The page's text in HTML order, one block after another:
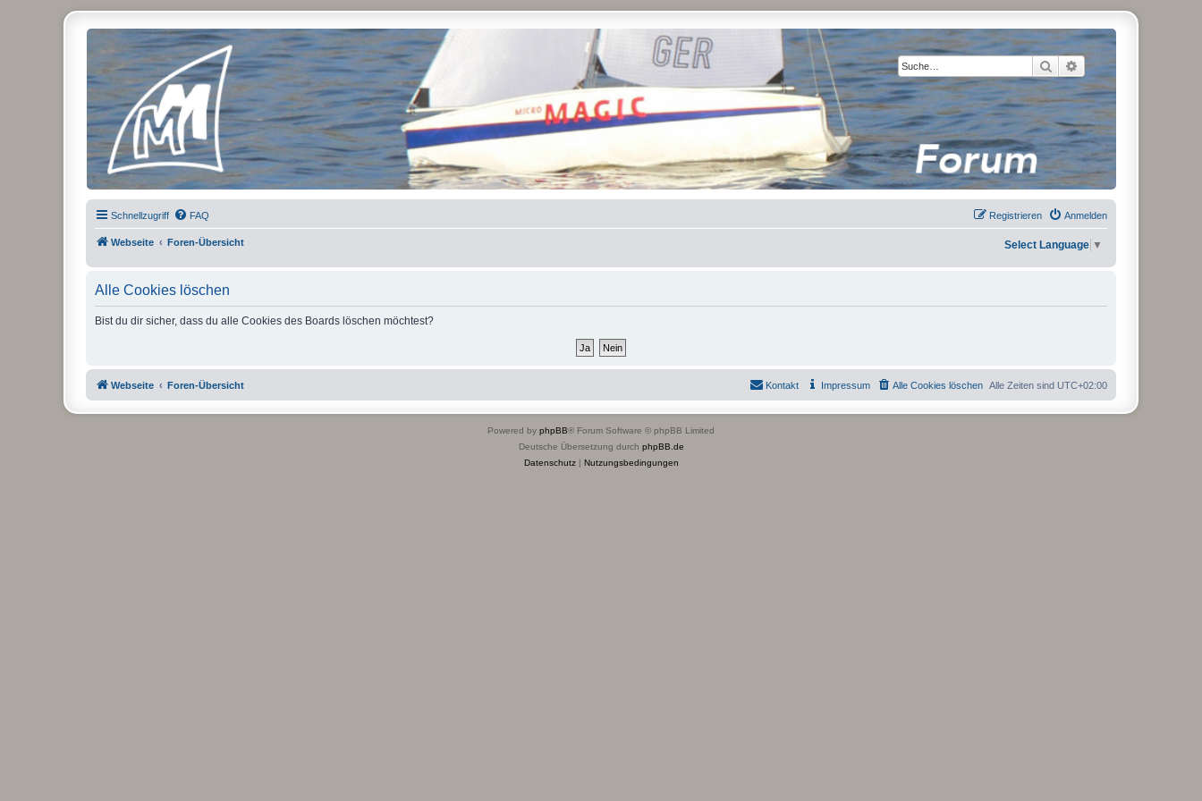
Suche Erweiterte Suche
Micro Magic Forum Deutschland
Schnellzugriff FAQ Anmelden
Registrieren
Webseite Foren-Übersicht Select Language ▼
Alle Cookies löschen
Bist du dir sicher, dass du alle Cookies des Boards löschen möchtest?
Webseite Foren-Übersicht Alle Zeiten sind UTC+02:00
Alle Cookies löschen
Impressum
Kontakt
Powered by phpBB® Forum Software © phpBB Limited
Deutsche Übersetzung durch phpBB.de
Datenschutz| Nutzungsbedingungen